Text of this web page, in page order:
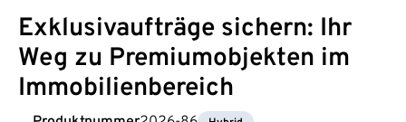
Exklusivaufträge sichern: Ihr
Weg zu Premiumobjekten im
Immobilienbereich